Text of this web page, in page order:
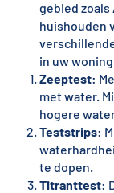
gebied zoals
huishouden
in uw
Zeeptest:
met water.
hogere
Teststrips:
te dopen.
Titranttest: